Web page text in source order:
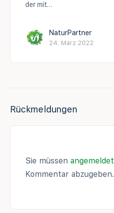
der mit…
NaturPartner
24. März 2022
Rückmeldungen
Sie müssen angemeldet
Kommentar abzugeben.